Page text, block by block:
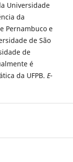
Universidade
da
Pernambuco e
de São
de
é
da UFPB. E-